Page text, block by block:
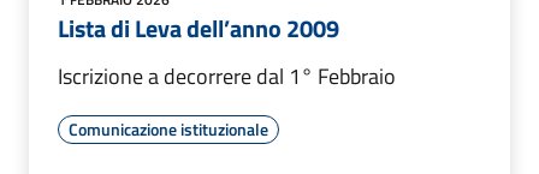
Lista di Leva dell’anno 2009
Iscrizione a decorrere dal 1° Febbraio
Comunicazione istituzionale